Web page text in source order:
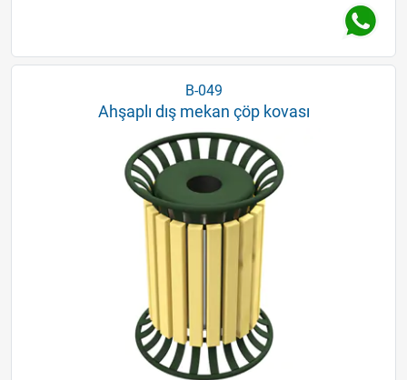
B-049
Ahşaplı dış mekan çöp kovası